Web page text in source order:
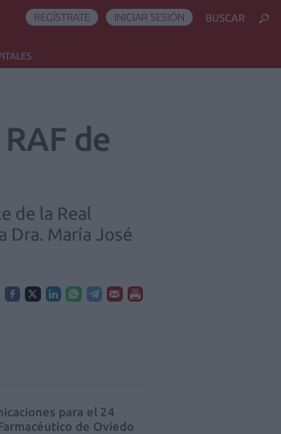
REGÍSTRATE INICIAR SESIÓN BUSCAR
de
de la Real
Dra. María José
para el 24
de Oviedo